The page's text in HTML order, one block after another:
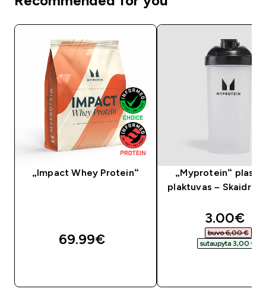
„Impact Whey Protein“
69.99€‎
„Myprotein“
plaktuvas – Skaidri /
3.00€‎
buvo 6,00 €‎
sutaupyta 3,00 €‎